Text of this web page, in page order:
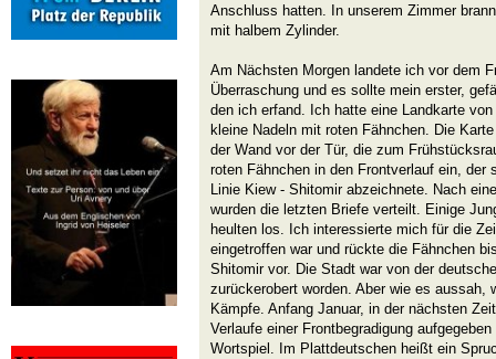
Anschluss hatten. In unserem Zimmer
mit halbem Zylinder.
Am Nächsten Morgen landete ich vor dem
Überraschung und es sollte mein erster,
den ich erfand. Ich hatte eine Landkarte
kleine Nadeln mit roten Fähnchen. Die
der Wand vor der Tür, die zum
roten Fähnchen in den Frontverlauf ein,
Linie Kiew - Shitomir abzeichnete. Nach
wurden die letzten Briefe verteilt. Einige
heulten los. Ich interessierte mich für die
eingetroffen war und rückte die Fähnchen
Shitomir vor. Die Stadt war von der
zurückerobert worden. Aber wie es aussah,
Kämpfe. Anfang Januar, in der nächsten
Verlaufe einer Frontbegradigung
Wortspiel. Im Plattdeutschen heißt ein